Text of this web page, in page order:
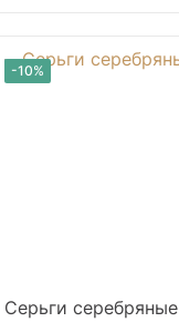
-10%
Серьги серебряные